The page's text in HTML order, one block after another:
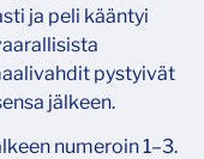
ja peli kääntyi
pystyivät
jälkeen.
numeroin 1–3.